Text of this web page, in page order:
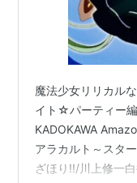
魔法少女リリカル
イト☆パーティー
KADOKAWA
アラカルト～スタ
ざほり!!/川上修一